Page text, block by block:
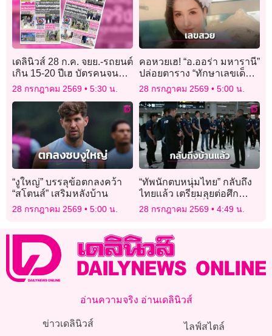
เดลินิวส์ 28 ก.ค. จยย.-รถยนต์
เกิน 15-20 ปีเฮ บัตรคนจนฉลุ
ย ‘ครม.’เคาะปรับเกณฑ์ใหม่
28 กรกฎาคม 2569 5:30 น.
คอหวยเฮ! “อ.ออร่า มหารานี”
ปล่อยตาราง “ทักษาเลขเด็ด
งวด 1 ส.ค. 69 “ทักษาโหร
ราณี” ห้ามพลาด!
28 กรกฎาคม 2569 5:00 น.
“งูใหญ่” บรรลุข้อตกลงคว้า
“สโตนส์” เสริมหลังบ้าน
28 กรกฎาคม 2569 5:00 น.
“ทัพนักตบหนุ่มไทย” กลับถึง
ไทยเเล้ว เตรียมลุยต่อศึก
เอเชีย 2026 ที่ญี่ปุ่น
28 กรกฎาคม 2569 4:49 น.
อ่านความจริง อ่านเดลินิวส์
ข่าวเดลินิวส์ ไลฟ์สไตล์